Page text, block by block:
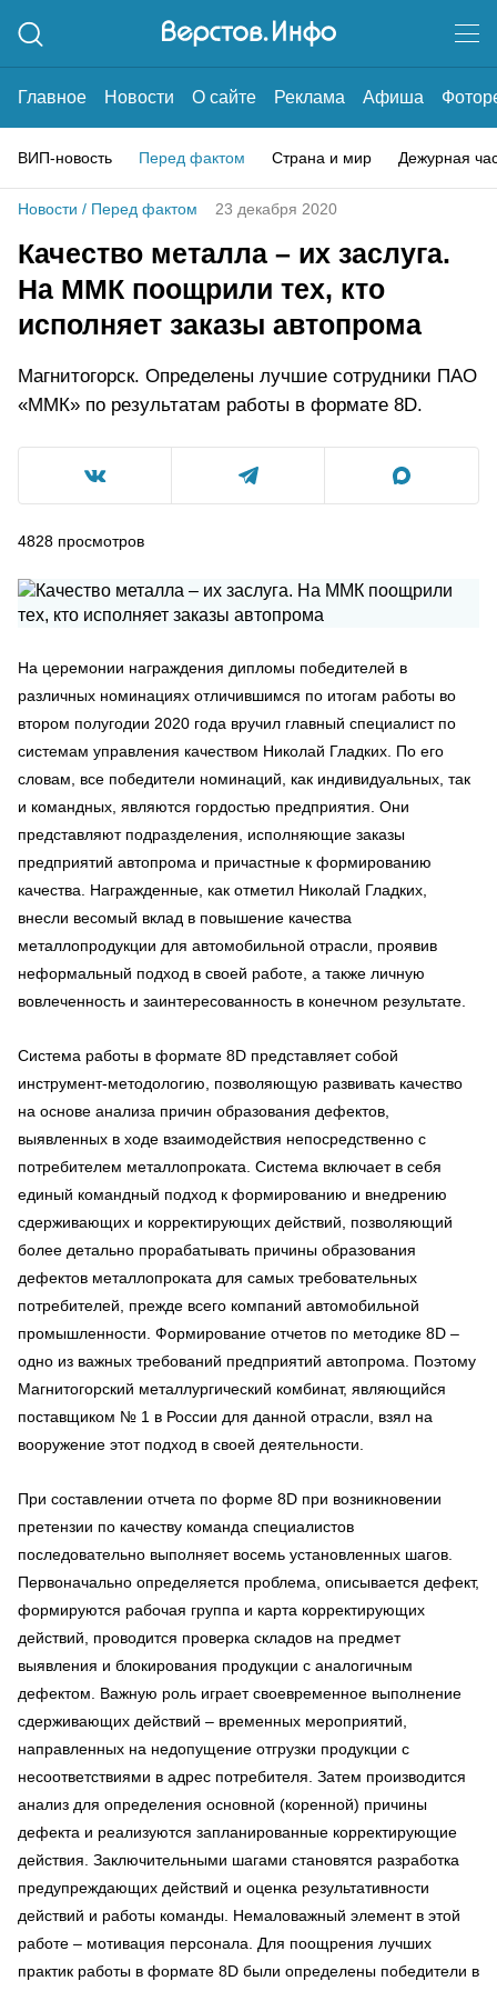
Главное Новости О сайте Реклама Афиша
ВИП-новость Перед фактом Страна и мир Дежурная
Новости / Перед фактом 23 декабря 2020
Качество металла – их заслуга.
На ММК поощрили тех, кто
исполняет заказы автопрома
Магнитогорск. Определены лучшие сотрудники ПАО
«ММК» по результатам работы в формате 8D.
4828 просмотров
На церемонии награждения дипломы победителей в
различных номинациях отличившимся по итогам работы во
втором полугодии 2020 года вручил главный специалист по
системам управления качеством Николай Гладких. По его
словам, все победители номинаций, как индивидуальных, так
и командных, являются гордостью предприятия. Они
представляют подразделения, исполняющие заказы
предприятий автопрома и причастные к формированию
качества. Награжденные, как отметил Николай Гладких,
внесли весомый вклад в повышение качества
металлопродукции для автомобильной отрасли, проявив
неформальный подход в своей работе, а также личную
вовлеченность и заинтересованность в конечном результате.
Система работы в формате 8D представляет собой
инструмент-методологию, позволяющую развивать качество
на основе анализа причин образования дефектов,
выявленных в ходе взаимодействия непосредственно с
потребителем металлопроката. Система включает в себя
единый командный подход к формированию и внедрению
сдерживающих и корректирующих действий, позволяющий
более детально прорабатывать причины образования
дефектов металлопроката для самых требовательных
потребителей, прежде всего компаний автомобильной
промышленности. Формирование отчетов по методике 8D –
одно из важных требований предприятий автопрома. Поэтому
Магнитогорский металлургический комбинат, являющийся
поставщиком № 1 в России для данной отрасли, взял на
вооружение этот подход в своей деятельности.
При составлении отчета по форме 8D при возникновении
претензии по качеству команда специалистов
последовательно выполняет восемь установленных шагов.
Первоначально определяется проблема, описывается дефект,
формируются рабочая группа и карта корректирующих
действий, проводится проверка складов на предмет
выявления и блокирования продукции с аналогичным
дефектом. Важную роль играет своевременное выполнение
сдерживающих действий – временных мероприятий,
направленных на недопущение отгрузки продукции с
несоответствиями в адрес потребителя. Затем производится
анализ для определения основной (коренной) причины
дефекта и реализуются запланированные корректирующие
действия. Заключительными шагами становятся разработка
предупреждающих действий и оценка результативности
действий и работы команды. Немаловажный элемент в этой
работе – мотивация персонала. Для поощрения лучших
практик работы в формате 8D были определены победители в